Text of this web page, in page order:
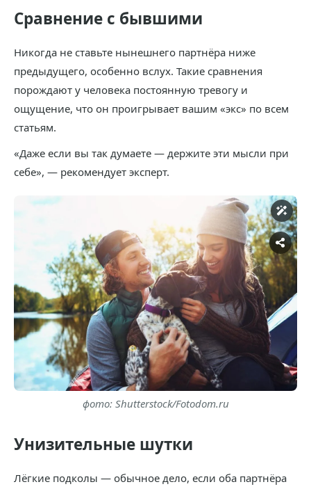
Сравнение с бывшими
Никогда не ставьте нынешнего партнёра ниже
предыдущего, особенно вслух. Такие сравнения
порождают у человека постоянную тревогу и
ощущение, что он проигрывает вашим «экс» по всем
статьям.
«Даже если вы так думаете — держите эти мысли при
себе», — рекомендует эксперт.
фото: Shutterstock/Fotodom.ru
Унизительные шутки
Лёгкие подколы — обычное дело, если оба партнёра